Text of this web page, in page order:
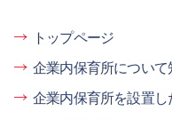
トップページ
企業内保育所について
企業内保育所を設置し